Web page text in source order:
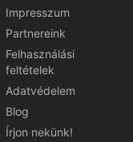
Impresszum
Partnereink
Felhasználási
feltételek
Adatvédelem
Blog
Írjon nekünk!